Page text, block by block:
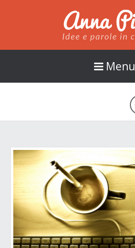
Anna Piuzzi
Menu